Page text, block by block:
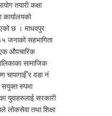
तयारी कक्षा
छ । माधवपुर
जनाको सहभागिता
औपचारिक
सामाजिक
चापागाईँ र वडा नं
सयुक्त रुपमा
युवाहरुलाई सरकारी
लोकसेवा तथा शिक्षा